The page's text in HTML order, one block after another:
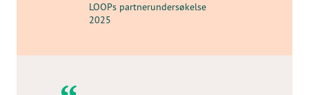
LOOPs partnerundersøkelse
2025